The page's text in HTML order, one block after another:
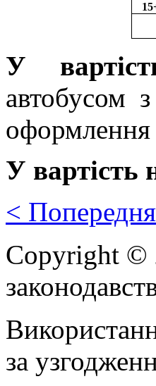
У
автобусом
оформлення
У вартість
< Попередня
Copyright ©
за